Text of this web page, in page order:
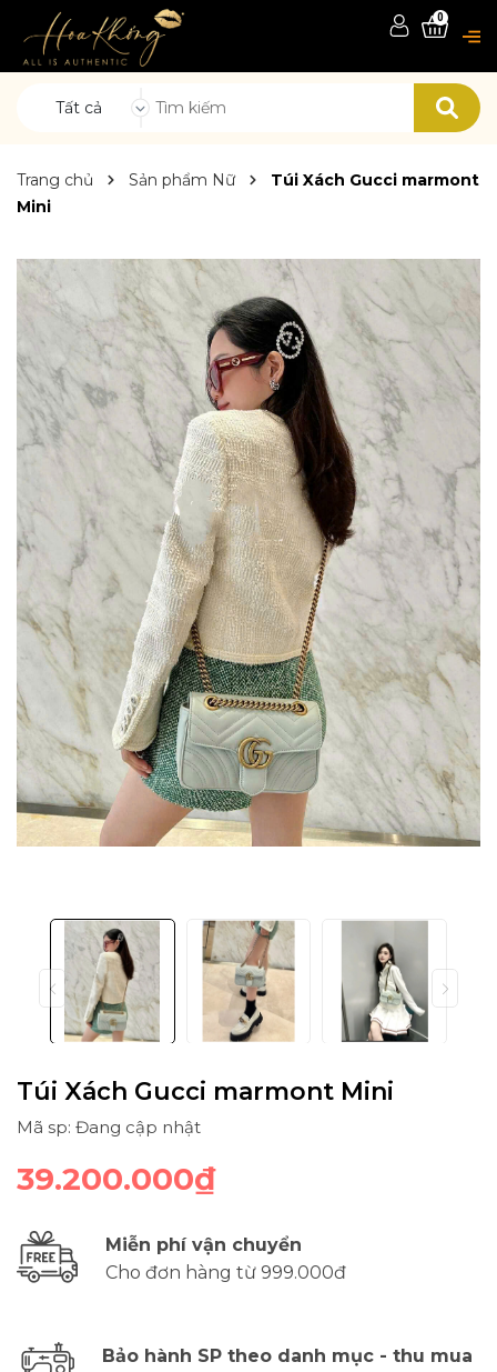
Tất cả
0
Trang chủ Sản phẩm Nữ
Túi Xách Gucci marmont
Mini
Túi Xách Gucci marmont Mini
Mã sp: Đang cập nhật
39.200.000₫
Miễn phí vận chuyển
Cho đơn hàng từ 999.000đ
Bảo hành SP theo danh mục - thu mua